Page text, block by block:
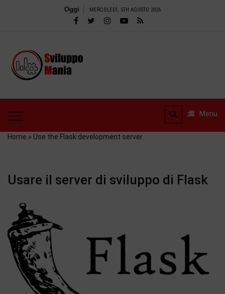
Oggi MERCOLEDÌ, 5TH AGOSTO 2026
professionale
Tecnologia!
professionale dedicato
alla Tecnologia! Tools –
Recensioni e tanto altro
Menu
Home » Use the Flask development server
Usare il server di sviluppo di Flask